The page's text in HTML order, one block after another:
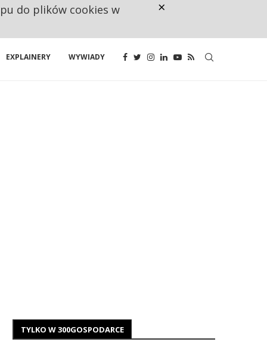
EXPLAINERY WYWIADY
TYLKO W 300GOSPODARCE
do plików cookies w ×